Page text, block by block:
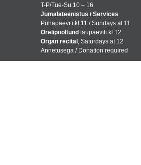
T-P/Tue-Su 10 – 16
Jumalateenistus / Services
Pühapäeviti kl 11 / Sundays at 11
Orelipooltund laupäeviti kl 12
Organ recital , Saturdays at 12
Annetusega / Donation required